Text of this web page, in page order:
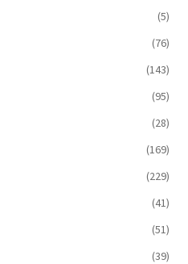
(5)
(76)
(143)
(95)
(28)
(169)
(229)
(41)
(51)
(39)